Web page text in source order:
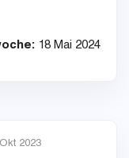
18 Mai 2024
2023